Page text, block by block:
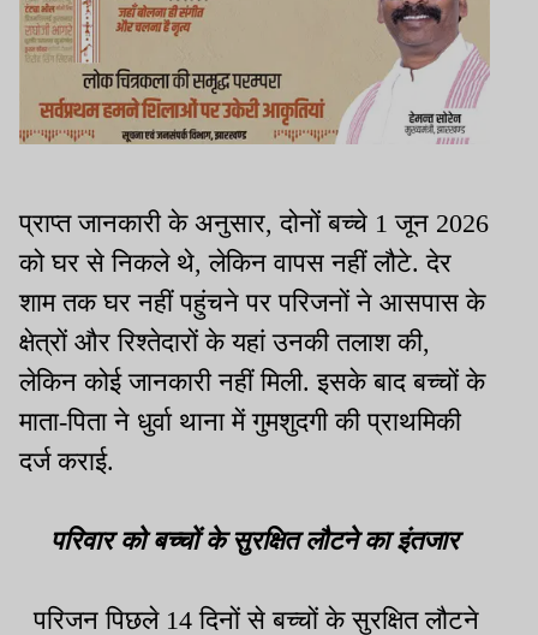
प्राप्त जानकारी के अनुसार, दोनों बच्चे 1 जून 2026
को घर से निकले थे, लेकिन वापस नहीं लौटे. देर
शाम तक घर नहीं पहुंचने पर परिजनों ने आसपास के
क्षेत्रों और रिश्तेदारों के यहां उनकी तलाश की,
लेकिन कोई जानकारी नहीं मिली. इसके बाद बच्चों के
माता-पिता ने धुर्वा थाना में गुमशुदगी की प्राथमिकी
दर्ज कराई.
परिवार को बच्चों के सुरक्षित लौटने का इंतजार
परिजन पिछले 14 दिनों से बच्चों के सुरक्षित लौटने